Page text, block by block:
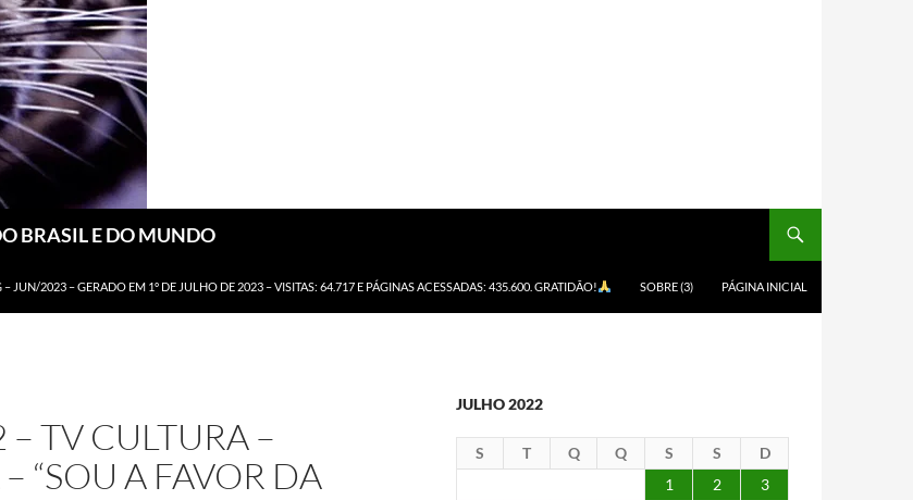
BRASIL E DO MUNDO
JUN/2023 – GERADO EM 1º DE JULHO DE 2023 – VISITAS: 64.717 E PÁGINAS ACESSADAS: 435.600. GRATIDÃO! SOBRE (3) PÁGINA INICIAL
TV CULTURA –
“SOU A FAVOR DA
JULHO 2022
S T Q Q S S
D
1
2
3